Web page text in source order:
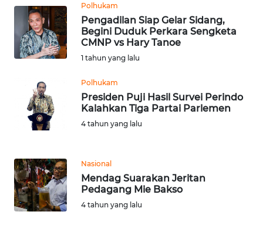
Polhukam
Pengadilan Siap Gelar Sidang,
Begini Duduk Perkara Sengketa
CMNP vs Hary Tanoe
1 tahun yang lalu
Polhukam
Presiden Puji Hasil Survei Perindo
Kalahkan Tiga Partai Parlemen
4 tahun yang lalu
Nasional
Mendag Suarakan Jeritan
Pedagang Mie Bakso
4 tahun yang lalu
PENDIDIKAN
OLAHRAGA
OPINI
EDITORIAL
INDEKS
BERITA